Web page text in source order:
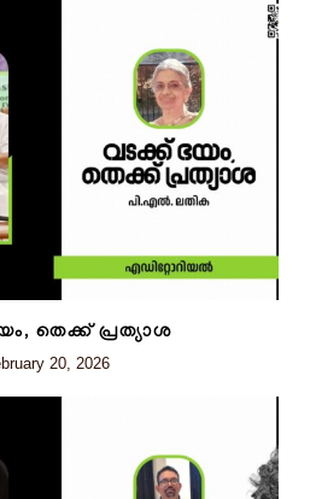
തെക്ക് പ്രത്യാശ
20, 2026